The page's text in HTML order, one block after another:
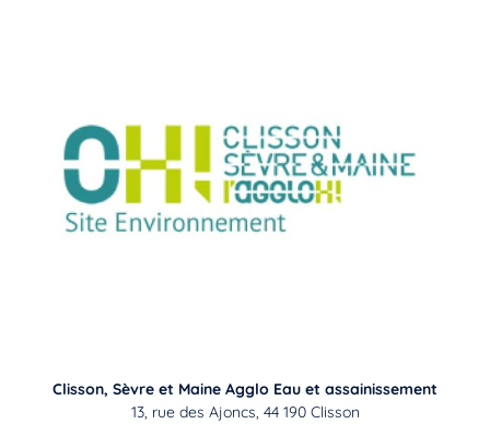
Clisson, Sèvre et Maine Agglo Eau et assainissement
13, rue des Ajoncs, 44 190 Clisson